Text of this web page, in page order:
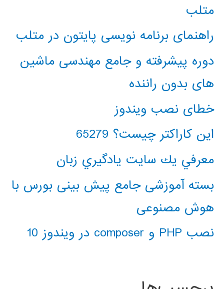
متلب
راهنمای برنامه نویسی پایتون در متلب
دوره پیشرفته و جامع مهندسی ماشین
های بدون راننده
خطای نصب ویندوز
این کاراکتر چیست؟ 65279
معرفي يك سايت يادگيري زبان
بسته آموزشی جامع پیش بینی بورس با
هوش مصنوعی
نصب PHP و composer در ویندوز 10